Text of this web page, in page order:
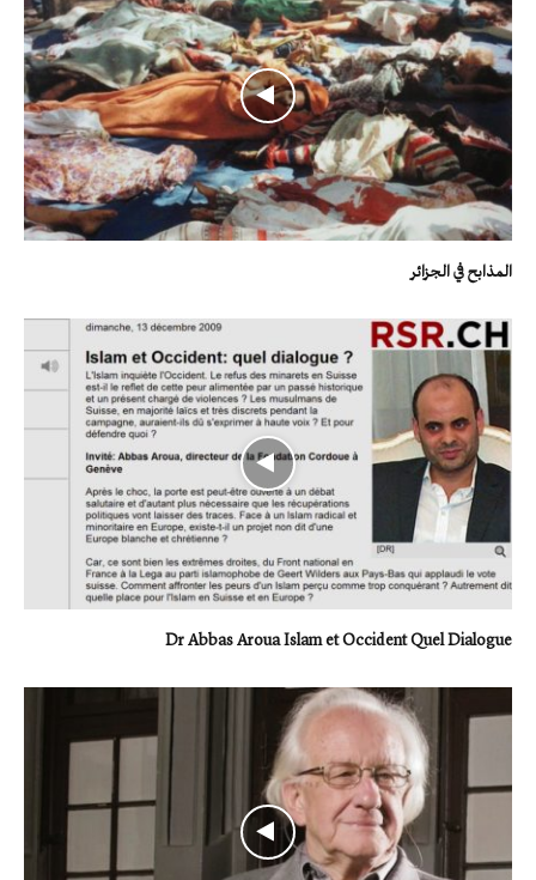
المذابح في الجزائر
Dr Abbas Aroua Islam et Occident Quel Dialogue